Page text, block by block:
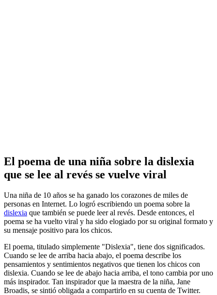
El poema de una niña sobre la dislexia
que se lee al revés se vuelve viral
Una niña de 10 años se ha ganado los corazones de miles de
personas en Internet. Lo logró escribiendo un poema sobre la
dislexia que también se puede leer al revés. Desde entonces, el
poema se ha vuelto viral y ha sido elogiado por su original formato y
su mensaje positivo para los chicos.
El poema, titulado simplemente "Dislexia", tiene dos significados.
Cuando se lee de arriba hacia abajo, el poema describe los
pensamientos y sentimientos negativos que tienen los chicos con
dislexia. Cuando se lee de abajo hacia arriba, el tono cambia por uno
más inspirador. Tan inspirador que la maestra de la niña, Jane
Broadis, se sintió obligada a compartirlo en su cuenta de Twitter.